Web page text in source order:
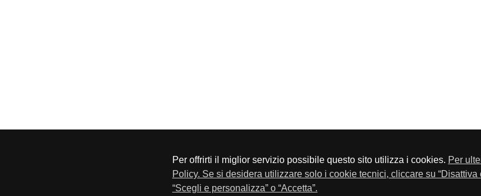
Per offrirti il miglior servizio possibile questo sito utilizza i cookies. Per
Policy. Se si desidera utilizzare solo i cookie tecnici, cliccare su “Disattiva
“Scegli e personalizza” o “Accetta”.
Via F.Lippi, 30 25134 Brescia P.Iva 01548020179 - Telefono 030-23076 - Fax 030-